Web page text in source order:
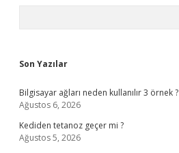
Son Yazılar
Bilgisayar ağları neden kullanılır 3 örnek ?
Ağustos 6, 2026
Kediden tetanoz geçer mi ?
Ağustos 5, 2026